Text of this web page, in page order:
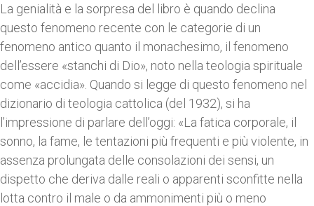
La genialità e la sorpresa del libro è quando declina
questo fenomeno recente con le categorie di un
fenomeno antico quanto il monachesimo, il fenomeno
dell’essere «stanchi di Dio», noto nella teologia spirituale
come «accidia». Quando si legge di questo fenomeno nel
dizionario di teologia cattolica (del 1932), si ha
l’impressione di parlare dell’oggi: «La fatica corporale, il
sonno, la fame, le tentazioni più frequenti e più violente, in
assenza prolungata delle consolazioni dei sensi, un
dispetto che deriva dalle reali o apparenti sconfitte nella
lotta contro il male o da ammonimenti più o meno